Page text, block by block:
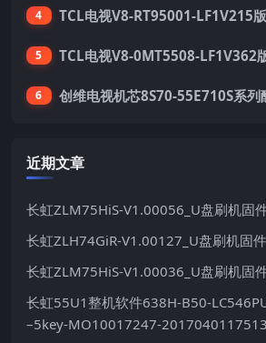
4
5
6 创维电视机芯8S70-55E710S系
近期文章
长虹ZLM75HiS-V1.00056_U盘刷机固
长虹ZLH74GiR-V1.00127_U盘刷机固件
长虹ZLM75HiS-V1.00036_U盘刷机固
长虹55U1整机软件638H-B50-
–5key-MO10017247-